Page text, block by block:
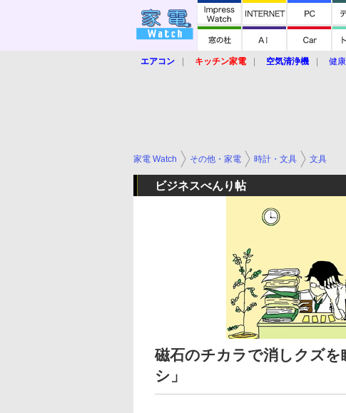
エアコン キッチン家電 空気清浄機 健
家電 Watch その他・家電 時計・文具 文具
ビジネスべんり帖
磁石のチカラで消しクズ
シ」